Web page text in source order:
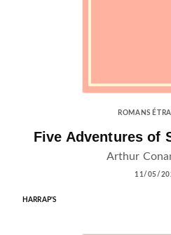
ROMANS
Five Adventures of
Arthur
11/05/
HARRAP'S